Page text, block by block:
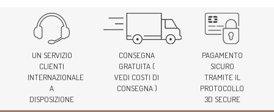
UN SERVIZIO
CLIENTI
INTERNAZIONALE
A
DISPOSIZIONE
CONSEGNA
GRATUITA (
VEDI COSTI DI
CONSEGNA )
PAGAMENTO
SICURO
TRAMITE IL
PROTOCOLLO
3D SECURE